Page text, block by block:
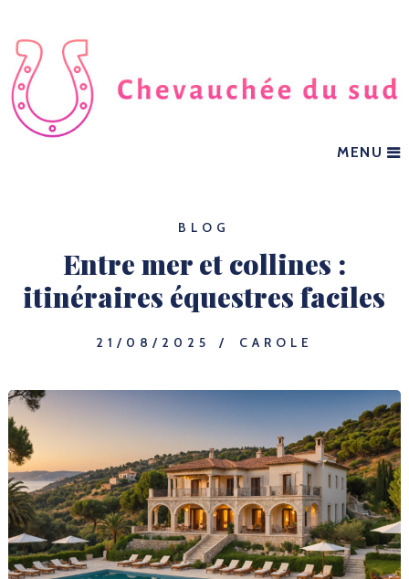
MENU
BLOG
Entre mer et collines :
itinéraires équestres faciles
21/08/2025 CAROLE